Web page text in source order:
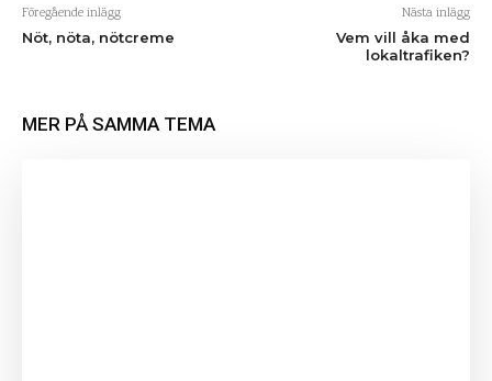
Föregående inlägg
Nöt, nöta, nötcreme
Nästa inlägg
Vem vill åka med
lokaltrafiken?
MER PÅ SAMMA TEMA